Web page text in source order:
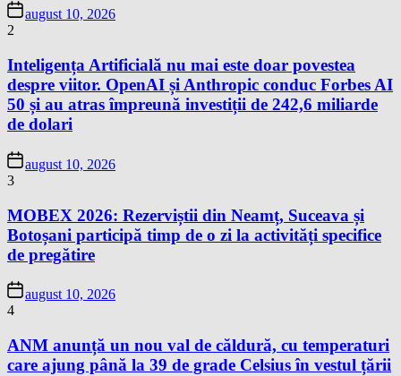
august 10, 2026
2
Inteligența Artificială nu mai este doar povestea
despre viitor. OpenAI și Anthropic conduc Forbes AI
50 și au atras împreună investiții de 242,6 miliarde
de dolari
august 10, 2026
3
MOBEX 2026: Rezerviștii din Neamț, Suceava și
Botoșani participă timp de o zi la activități specifice
de pregătire
august 10, 2026
4
ANM anunță un nou val de căldură, cu temperaturi
care ajung până la 39 de grade Celsius în vestul țării